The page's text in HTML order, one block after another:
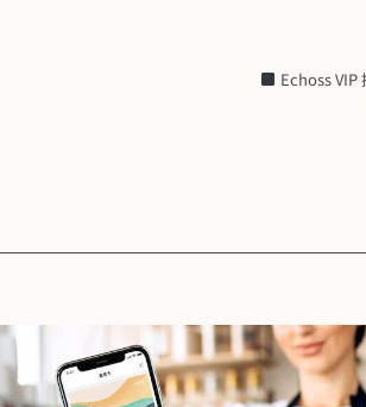
Echoss VIP